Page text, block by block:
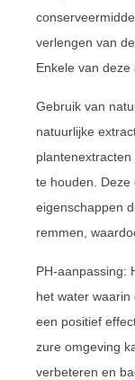
verlengen van
Enkele van
Gebruik van
natuurlijke
te houden. Deze
eigenschappen
remmen,
PH-aanpassing:
het water
een positief
zure omgeving
verbeteren en